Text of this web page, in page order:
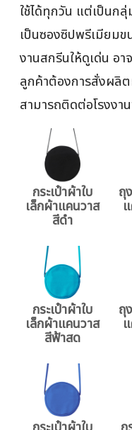
ใช้ได้ทุกวัน แต่เป็นกลุ่
เป็นซองซิปพรีเมียมข
งานสกรีนให้ดูเด่น อา
ลูกค้าต้องการสั่งผลิต
สามารถติดต่อโรงงา
กระเป๋าผ้าใบ
เล็กผ้าแคนวาส
สีดำ
ถุ
กระเป๋าผ้าใบ
เล็กผ้าแคนวาส
สีฟ้าสด
ถุ